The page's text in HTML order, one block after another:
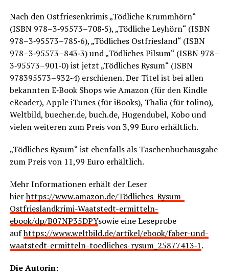
Nach den Ost­frie­sen­kri­mis „Töd­li­che Krumm­hörn“
(ISBN 978–3‑95573–708‑5), „Töd­li­che Ley­hörn“ (ISBN
978–3‑95573–785‑6), „Töd­li­ches Ost­fries­land“ (ISBN
978–3‑95573–843‑3) und „Töd­li­ches Pil­sum“ (ISBN 978–
3‑95573–901‑0) ist jetzt „Töd­li­ches Rysum“ (ISBN
978395573–932‑4) erschie­nen. Der Titel ist bei allen
bekann­ten E‑Book Shops wie Ama­zon (für den Kind­le
eRea­der), Apple iTu­nes (für iBooks), Tha­lia (für toli­no),
Welt­bild, buecher.de, buch.de, Hugen­du­bel, Kobo und
vie­len wei­te­ren zum Preis von 3,99 Euro erhältlich.
„Töd­li­ches Rysum“ ist eben­falls als Taschen­buch­aus­ga­be
zum Preis von 11,99 Euro erhältlich.
Mehr Infor­ma­tio­nen erhält der Leser
hierhttps://www.amazon.de/Tödliches-Rysum-
Ostfrieslandkrimi-Waatstedt-ermitteln-
ebook/dp/B07NP35DPYsowie eine Lese­pro­be
aufhttps://www.weltbild.de/artikel/ebook/faber-und-
waatstedt-ermitteln-toedliches-rysum_25877413‑1.
Die Autorin: